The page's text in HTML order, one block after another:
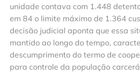
unidade contava com 1.448
em 84 o limite máximo de 1.364
decisão judicial aponta que essa
mantido ao longo do tempo,
descumprimento do termo de
para controle da população